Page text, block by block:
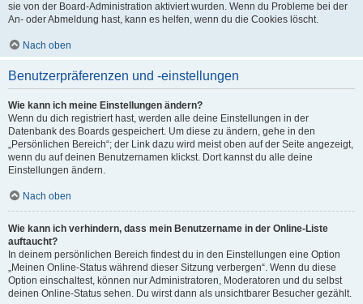
sie von der Board-Administration aktiviert wurden. Wenn du Probleme bei der
An- oder Abmeldung hast, kann es helfen, wenn du die Cookies löscht.
Nach oben
Benutzerpräferenzen und -einstellungen
Wie kann ich meine Einstellungen ändern?
Wenn du dich registriert hast, werden alle deine Einstellungen in der
Datenbank des Boards gespeichert. Um diese zu ändern, gehe in den
„Persönlichen Bereich“; der Link dazu wird meist oben auf der Seite angezeigt,
wenn du auf deinen Benutzernamen klickst. Dort kannst du alle deine
Einstellungen ändern.
Nach oben
Wie kann ich verhindern, dass mein Benutzername in der Online-Liste
auftaucht?
In deinem persönlichen Bereich findest du in den Einstellungen eine Option
„Meinen Online-Status während dieser Sitzung verbergen“. Wenn du diese
Option einschaltest, können nur Administratoren, Moderatoren und du selbst
deinen Online-Status sehen. Du wirst dann als unsichtbarer Besucher gezählt.